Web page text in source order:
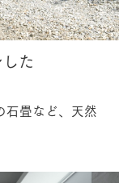
た
石畳など、天然